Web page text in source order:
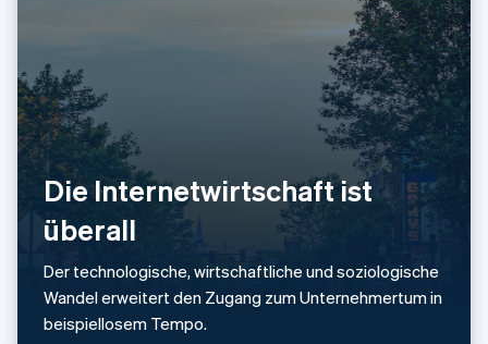
Die Internetwirtschaft ist
überall
Der technologische, wirtschaftliche und soziologische
Wandel erweitert den Zugang zum Unternehmertum in
beispiellosem Tempo.
Slowenien
English
Sonderverwaltungsregion Hongkong,
China
English 简体中文
Spanien
EspañolEnglish
Thailand
ไทย English
Tschechische Republik
English
Ungarn